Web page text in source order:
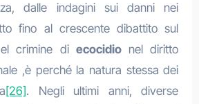
dalle indagini sui danni nei
fino al crescente dibattito sul
crimine di ecocidionel diritto
,è perché la natura stessa dei
[26]. Negli ultimi anni, diverse